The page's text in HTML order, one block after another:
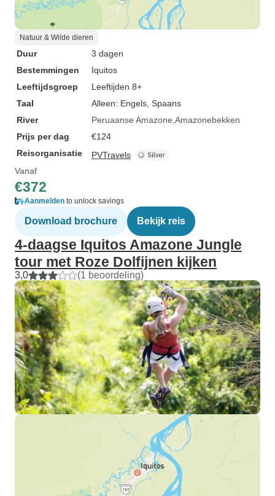
Natuur & Wilde dieren
Duur
3 dagen
Bestemmingen
Iquitos
Leeftijdsgroep
Leeftijden 8+
Taal
Alleen: Engels, Spaans
River
Peruaanse Amazone Amazonebekken
Prijs per dag
€124
Reisorganisatie
PVTravels
Vanaf
€372
Aanmelden to unlock savings
Download brochure Bekijk reis
4-daagse Iquitos Amazone Jungle
tour met Roze Dolfijnen kijken
3,0 (1 beoordeling)